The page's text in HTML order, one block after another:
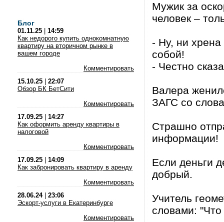
Блог
01.11.25
14:59
Как недорого купить однокомнатную
квартиру на вторичном рынке в
вашем городе
Комментировать
15.10.25
22:07
Обзор БК БетСити
Комментировать
17.09.25
14:27
Как оформить аренду квартиры в
налоговой
Комментировать
17.09.25
14:09
Как забронировать квартиру в аренду
Комментировать
28.06.24| 23:06
Эскорт-услуги в Екатеринбурге
Комментировать
Мужик за
человек –
- Ну, ни
собой!
- Честно
Валера
ЗАГС со
Страшно
информации!
Если деньги
добрый.
Учитель
словами: "Что